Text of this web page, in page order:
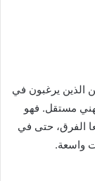
الذين يرغبون في
مستقل. فهو
الفرق، حتى في
واسعة.